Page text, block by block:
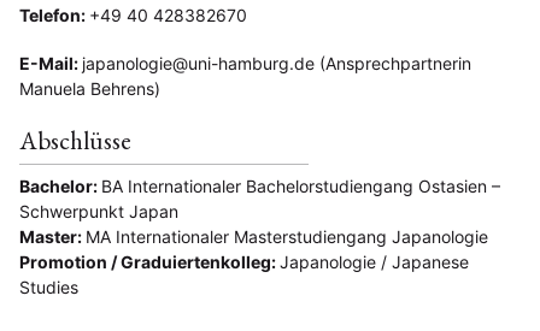
Telefon: +49 40 428382670
E-Mail: japanologie@uni-hamburg.de (Ansprechpartnerin
Manuela Behrens)
Abschlüsse
Bachelor: BA Internationaler Bachelorstudiengang Ostasien –
Schwerpunkt Japan
Master: MA Internationaler Masterstudiengang Japanologie
Promotion / Graduiertenkolleg:Japanologie / Japanese
Studies